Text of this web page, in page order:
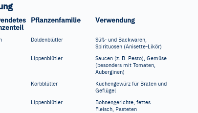
Pflanzenfamilie Verwendung
Doldenblütler
Süß- und Backwaren,
Spirituosen (Anisette-Likör)
Lippenblütler Saucen (z. B. Pesto), Gemüse
(besonders mit Tomaten,
Auberginen)
Korbblütler
Küchengewürz für Braten und
Geflügel
Lippenblütler
Bohnengerichte, fettes
Fleisch, Pasteten